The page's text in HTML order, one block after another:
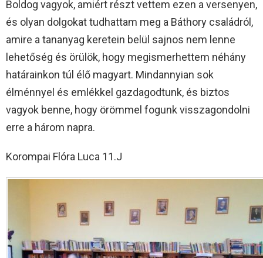
Boldog vagyok, amiért részt vettem ezen a versenyen,
és olyan dolgokat tudhattam meg a Báthory családról,
amire a tananyag keretein belül sajnos nem lenne
lehetőség és örülök, hogy megismerhettem néhány
határainkon túl élő magyart. Mindannyian sok
élménnyel és emlékkel gazdagodtunk, és biztos
vagyok benne, hogy örömmel fogunk visszagondolni
erre a három napra.
Korompai Flóra Luca 11.J